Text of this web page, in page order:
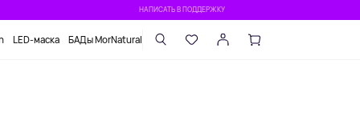
НАПИСАТЬ В ПОДДЕРЖКУ
LED-маска БАДы MorNatural